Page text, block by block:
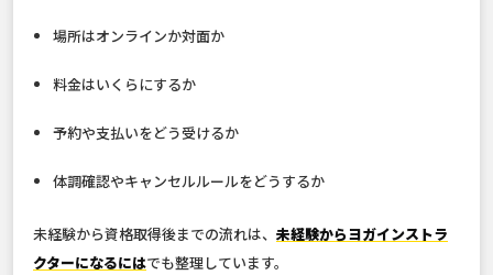
場所はオンラインか対面か
料金はいくらにするか
予約や支払いをどう受けるか
体調確認やキャンセルルールをどうするか
未経験から資格取得後までの流れは、 未経験からヨガインストラ
クターになるにはでも整理しています。